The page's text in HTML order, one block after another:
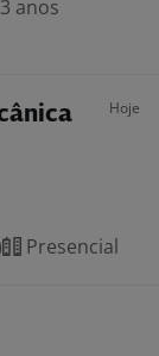
anos
Hoje
Presencial